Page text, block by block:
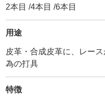
2本目 /4本目 /6本目
用途
皮革・合成皮革に、レー
為の打具
特徴